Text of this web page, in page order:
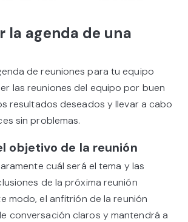
la agenda de una
de reuniones para tu equipo
las reuniones del equipo por buen
resultados deseados y llevar a cabo
sin problemas.
objetivo de la reunión
cuál será el tema y las
de la próxima reunión
modo, el anfitrión de la reunión
conversación claros y mantendrá a